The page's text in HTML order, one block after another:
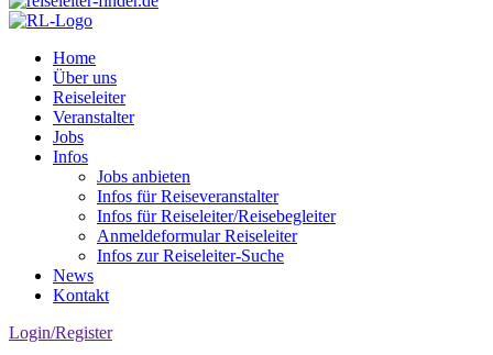
Home
Über uns
Reiseleiter
Veranstalter
Jobs
Infos
Jobs anbieten
Infos für Reiseveranstalter
Infos für Reiseleiter/Reisebegleiter
Anmeldeformular Reiseleiter
Infos zur Reiseleiter-Suche
News
Kontakt
Login/Register